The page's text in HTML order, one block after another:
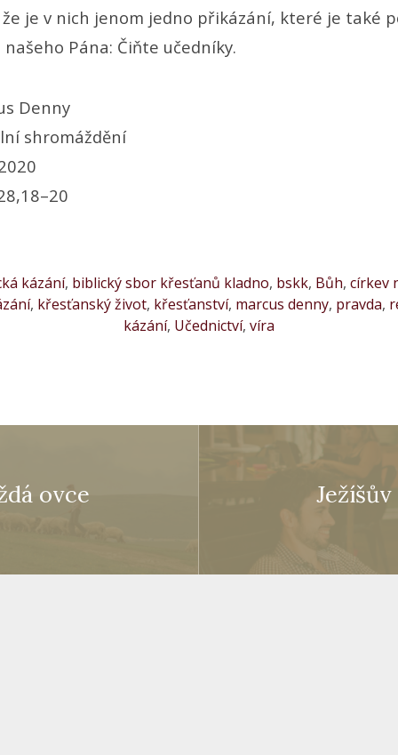
je v nich jenom jedno přikázání, které je také
Pána: Čiňte učedníky.
Denny
shromáždění
kázání, biblický sbor křesťanů kladno, bskk, Bůh, církev
, křesťanský život, křesťanství, marcus denny, pravda,
kázání, Učednictví, víra
ovce